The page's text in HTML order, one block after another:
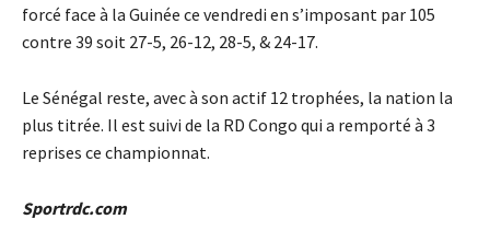
forcé face à la Guinée ce vendredi en s’imposant par 105
contre 39 soit 27-5, 26-12, 28-5, & 24-17.
Le Sénégal reste, avec à son actif 12 trophées, la nation la
plus titrée. Il est suivi de la RD Congo qui a remporté à 3
reprises ce championnat.
Sportrdc.com